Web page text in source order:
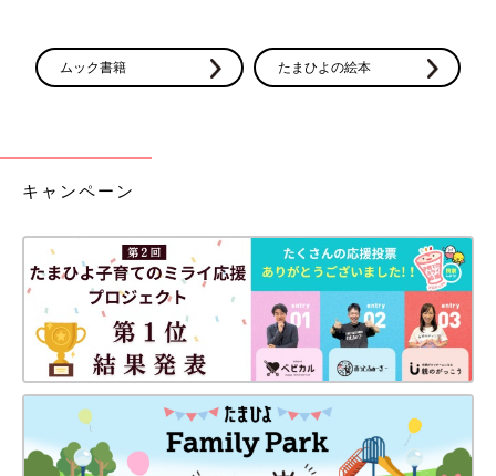
ムック書籍 たまひよの絵本
キャンペーン